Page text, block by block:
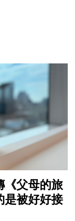
《父母的旅
是被好好接